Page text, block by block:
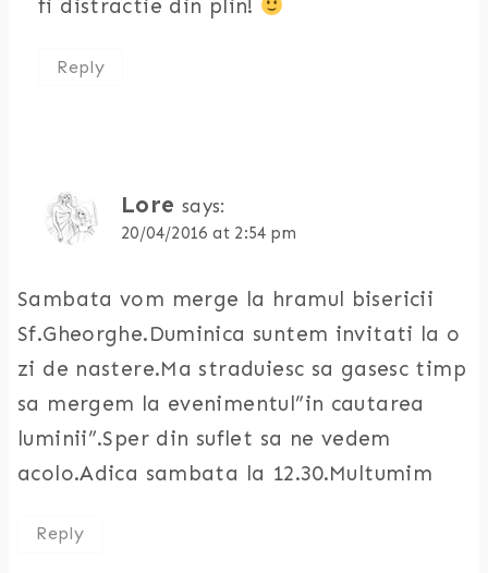
fi distractie din plin!
Reply
Lore says:
20/04/2016 at 2:54 pm
Sambata vom merge la hramul bisericii
Sf.Gheorghe.Duminica suntem invitati la o
zi de nastere.Ma straduiesc sa gasesc timp
sa mergem la evenimentul”in cautarea
luminii”.Sper din suflet sa ne vedem
acolo.Adica sambata la 12.30.Multumim
Reply